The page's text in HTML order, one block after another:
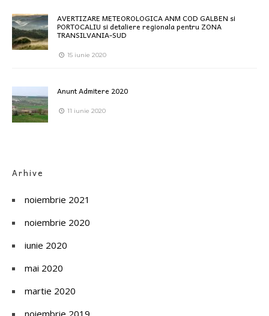
AVERTIZARE METEOROLOGICA ANM COD GALBEN si
PORTOCALIU si detaliere regionala pentru ZONA
TRANSILVANIA-SUD
15 iunie 2020
Anunt Admitere 2020
11 iunie 2020
Arhive
noiembrie 2021
noiembrie 2020
iunie 2020
mai 2020
martie 2020
noiembrie 2019